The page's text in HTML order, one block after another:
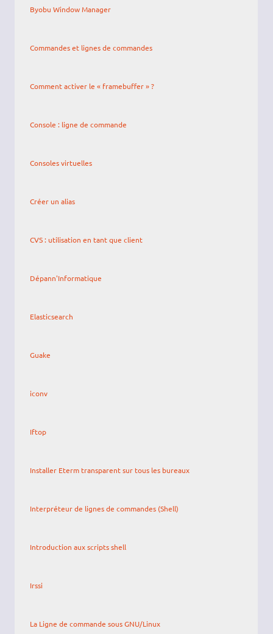
Byobu Window Manager
Commandes et lignes de commandes
Comment activer le « framebuffer » ?
Console : ligne de commande
Consoles virtuelles
Créer un alias
CVS : utilisation en tant que client
Dépann'Informatique
Elasticsearch
Guake
iconv
Iftop
Installer Eterm transparent sur tous les bureaux
Interpréteur de lignes de commandes (Shell)
Introduction aux scripts shell
Irssi
La Ligne de commande sous GNU/Linux